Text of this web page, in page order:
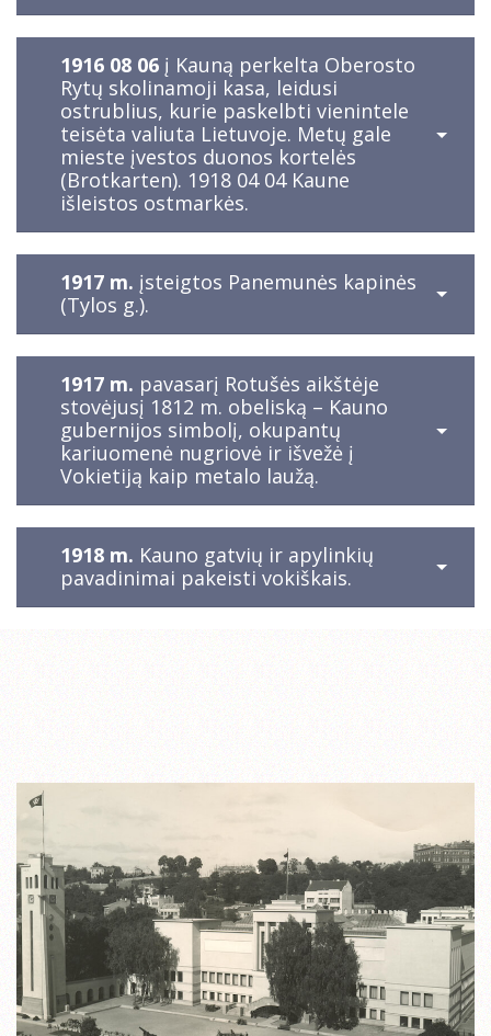
1916 08 06 į Kauną perkelta Oberosto
Rytų skolinamoji kasa, leidusi
ostrublius, kurie paskelbti vienintele
teisėta valiuta Lietuvoje. Metų gale
mieste įvestos duonos kortelės
(Brotkarten). 1918 04 04 Kaune
išleistos ostmarkės.
1917 m. įsteigtos Panemunės kapinės
(Tylos g.).
1917 m. pavasarį Rotušės aikštėje
stovėjusį 1812 m. obeliską – Kauno
gubernijos simbolį, okupantų
kariuomenė nugriovė ir išvežė į
Vokietiją kaip metalo laužą.
1918 m. Kauno gatvių ir apylinkių
pavadinimai pakeisti vokiškais.